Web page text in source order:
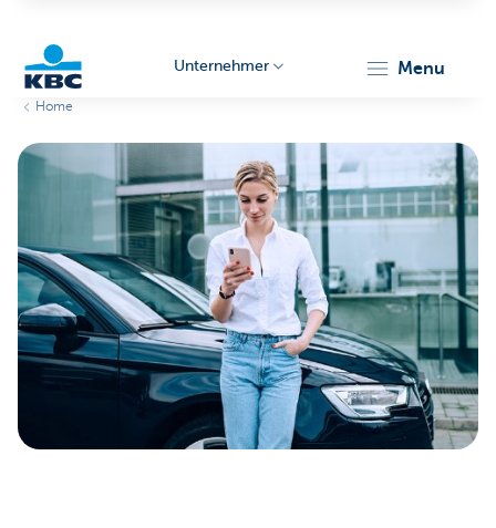
Unternehmer
Unternehmer menu
Home